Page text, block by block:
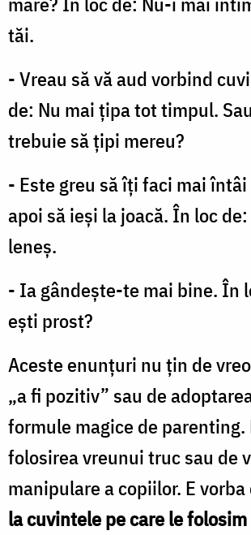
tăi.
- Vreau să vă aud vorbind
de: Nu mai ţipa tot timpul.
trebuie să ţipi mereu?
- Este greu să îţi faci mai
apoi să ieşi la joacă. În loc
leneş.
- Ia gândeşte-te mai bine. În
eşti prost?
Aceste enunţuri nu ţin de
„a fi pozitiv” sau de
formule magice de parenting.
folosirea vreunui truc sau de
manipulare a copiilor. E vorba
la cuvintele pe care le